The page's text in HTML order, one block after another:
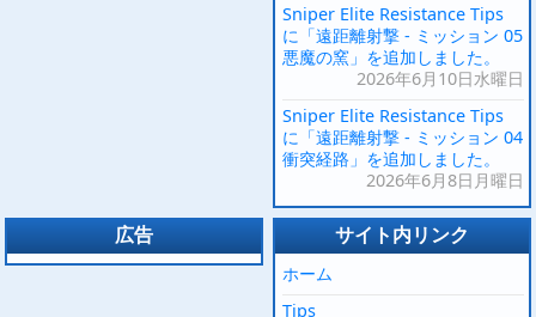
Sniper Elite Resistance Tips
に「遠距離射撃 - ミッション 05
悪魔の窯」を追加しました。
2026年6月10日水曜日
Sniper Elite Resistance Tips
に「遠距離射撃 - ミッション 04
衝突経路」を追加しました。
2026年6月8日月曜日
広告 サイト内リンク
ホーム
Tips